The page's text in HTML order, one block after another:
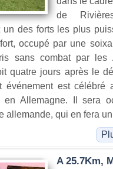
de
un des forts les plus
occupé par une
sans combat par les
quatre jours après le
événement est célébré
en Allemagne. Il sera
allemande, qui en fera
A 25.7Km,